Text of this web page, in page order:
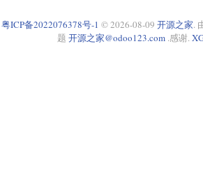
粤ICP备2022076378号-1 © 2026-08-09 开源之家.
题 开源之家@odoo123.com.感谢.